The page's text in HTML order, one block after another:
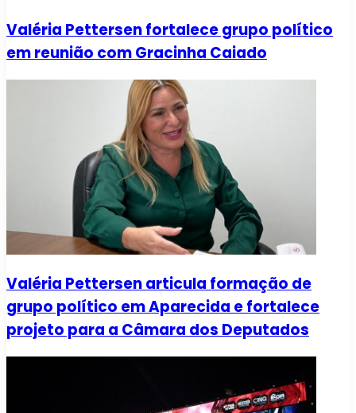
Valéria Pettersen fortalece grupo político
em reunião com Gracinha Caiado
Valéria Pettersen articula formação de
grupo político em Aparecida e fortalece
projeto para a Câmara dos Deputados